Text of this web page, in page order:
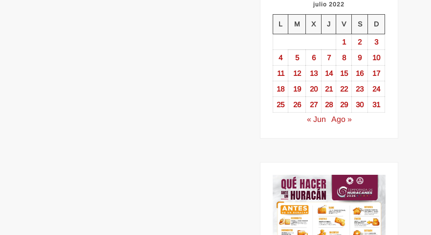
julio 2022
L M X J V S D
1 2
3
4
5 6 7 8 9
10
11
12 13 14 15 16
17
18
19 20 21 22 23
24
25
26 27 28 29 30
31
« Jun
Ago »